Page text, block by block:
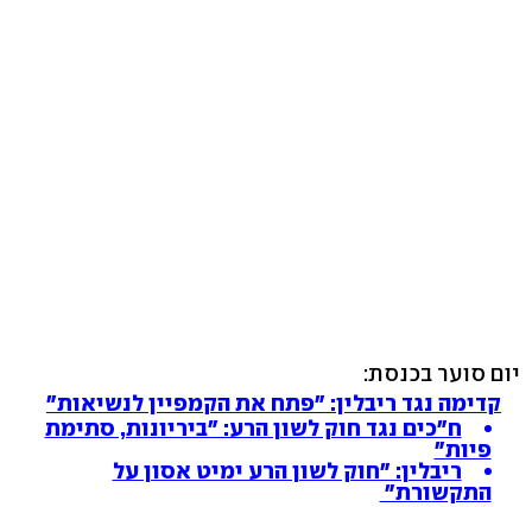
יום סוער בכנסת:
קדימה נגד ריבלין: "פתח את הקמפיין לנשיאות"
ח"כים נגד חוק לשון הרע: "ביריונות, סתימת
פיות"
ריבלין: "חוק לשון הרע ימיט אסון על
התקשורת"